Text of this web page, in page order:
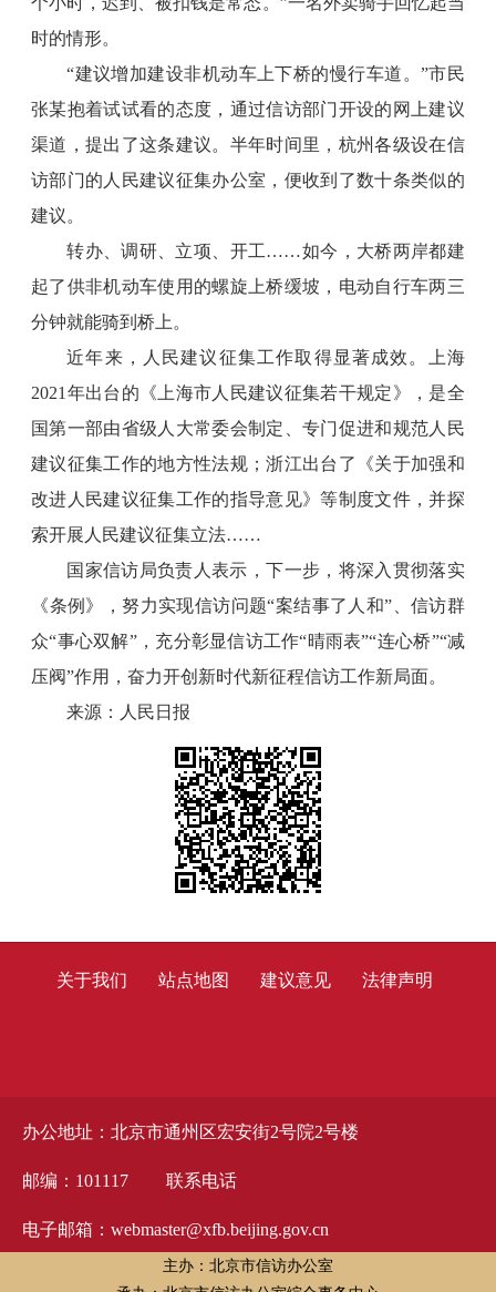
时的情形。
“建议增加建设非机动车上下桥的慢行车道。”市民
张某抱着试试看的态度，通过信访部门开设的网上建议
渠道，提出了这条建议。半年时间里，杭州各级设在信
访部门的人民建议征集办公室，便收到了数十条类似的
建议。
转办、调研、立项、开工……如今，大桥两岸都建
起了供非机动车使用的螺旋上桥缓坡，电动自行车两三
分钟就能骑到桥上。
近年来，人民建议征集工作取得显著成效。上海
2021年出台的《上海市人民建议征集若干规定》，是全
国第一部由省级人大常委会制定、专门促进和规范人民
建议征集工作的地方性法规；浙江出台了《关于加强和
改进人民建议征集工作的指导意见》等制度文件，并探
索开展人民建议征集立法……
国家信访局负责人表示，下一步，将深入贯彻落实
《条例》，努力实现信访问题“案结事了人和”、信访群
众“事心双解”，充分彰显信访工作“晴雨表”“连心桥”“减
压阀”作用，奋力开创新时代新征程信访工作新局面。
来源：人民日报
办公地址：北京市通州区宏安街2号院2号楼
邮编：101117 联系电话
电子邮箱：webmaster@xfb.beijing.gov.cn
关于我们 站点地图 建议意见 法律声明
主办：北京市信访办公室